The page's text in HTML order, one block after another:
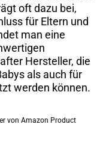
oft dazu bei,
für Eltern und
man eine
Hersteller, die
als auch für
werden können.
von Amazon Product